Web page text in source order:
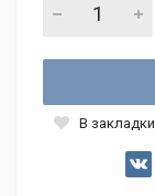
В закладки